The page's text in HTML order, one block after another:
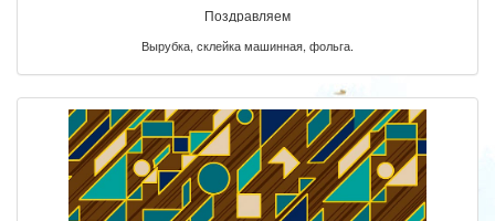
Поздравляем
Вырубка, склейка машинная, фольга.